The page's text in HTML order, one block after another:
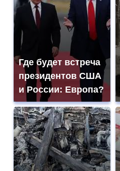
Где будет встреча
президентов США
и России: Европа?